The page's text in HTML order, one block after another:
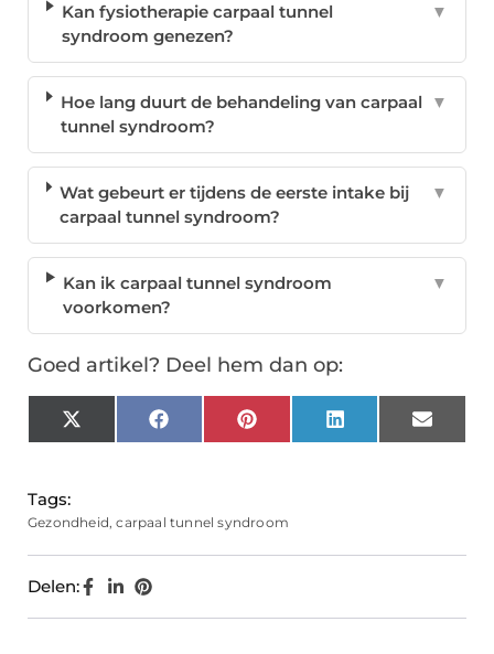
Kan fysiotherapie carpaal tunnel
syndroom genezen?
▼
Hoe lang duurt de behandeling van carpaal
tunnel syndroom?
▼
Wat gebeurt er tijdens de eerste intake bij
carpaal tunnel syndroom?
▼
Kan ik carpaal tunnel syndroom
voorkomen?
▼
Goed artikel? Deel hem dan op:
X
(Twitter)
FacebookPinterest LinkedIn Email
Tags:
Gezondheid,carpaal tunnel syndroom
Delen: